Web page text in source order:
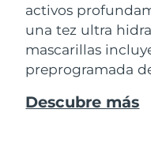
activos
una tez ultra
mascarillas
preprogramada
Descubre más